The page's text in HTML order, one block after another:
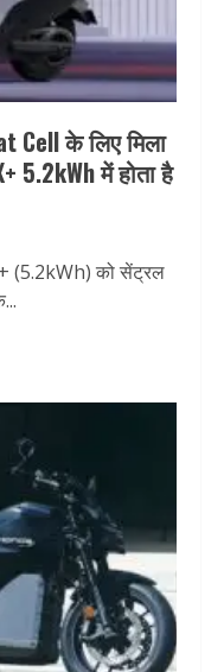
Cell के लिए मिला
5.2kWh में होता है
(5.2kWh) को सेंट्रल